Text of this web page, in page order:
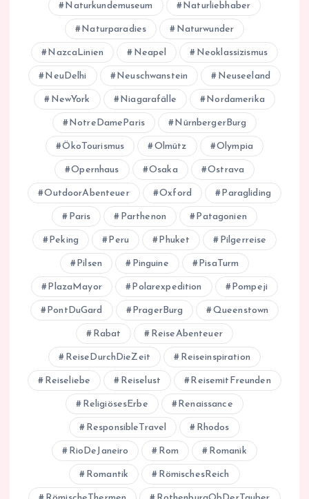
Naturkundemuseum Naturliebhaber
Naturparadies Naturwunder
NazcaLinien Neapel Neoklassizismus
NeuDelhi Neuschwanstein Neuseeland
NewYork Niagarafälle Nordamerika
NotreDameParis NürnbergerBurg
ÖkoTourismus Olmütz Olympia
Opernhaus Osaka Ostrava
OutdoorAbenteuer Oxford Paragliding
Paris Parthenon Patagonien
Peking Peru Phuket Pilgerreise
Pilsen Pinguine PisaTurm
PlazaMayor Polarexpedition Pompeji
PontDuGard PragerBurg Queenstown
Rabat ReiseAbenteuer
ReiseDurchDieZeit Reiseinspiration
Reiseliebe Reiselust ReisemitFreunden
ReligiösesErbe Renaissance
ResponsibleTravel Rhodos
RioDeJaneiro Rom Romanik
Romantik RömischesReich